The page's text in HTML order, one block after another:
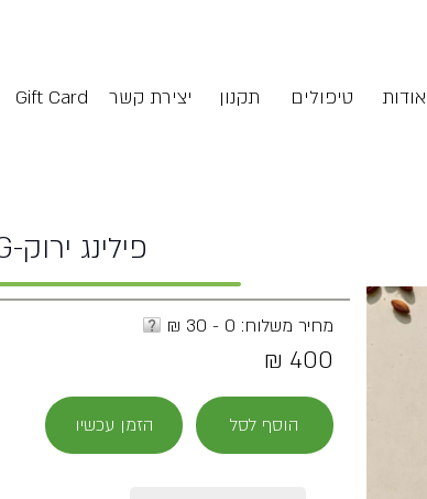
אודות טיפולים תקנון יצירת קשר Gift Card
פילינג ירוק-GREEN PILING
מחיר משלוח: 0 - 30 ₪
400 ₪
הוסף לסל הזמן עכשיו